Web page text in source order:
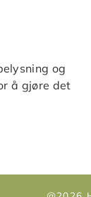
og
å gjøre det